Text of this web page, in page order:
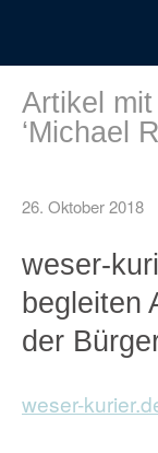
Artikel
‘Michael
26. Oktober 2018
weser-
begleiten
der
weser-